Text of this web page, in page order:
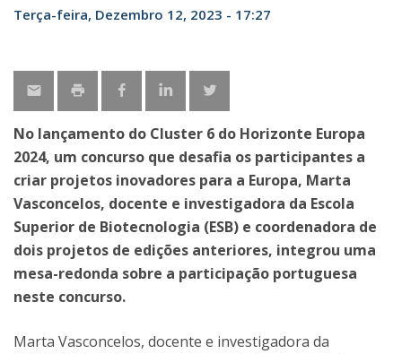
Terça-feira, Dezembro 12, 2023 - 17:27
No lançamento do Cluster 6 do Horizonte Europa
2024, um concurso que desafia os participantes a
criar projetos inovadores para a Europa, Marta
Vasconcelos, docente e investigadora da Escola
Superior de Biotecnologia (ESB) e coordenadora de
dois projetos de edições anteriores, integrou uma
mesa-redonda sobre a participação portuguesa
neste concurso.
Marta Vasconcelos, docente e investigadora da